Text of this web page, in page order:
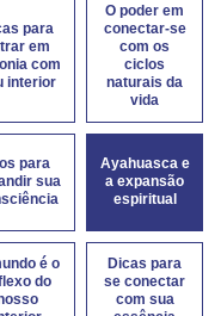
para
em
com
interior
O poder em
conectar-se
com os
ciclos
naturais da
vida
para
sua
Ayahuasca e
a expansão
espiritual
é o
do
Dicas para
se conectar
com sua